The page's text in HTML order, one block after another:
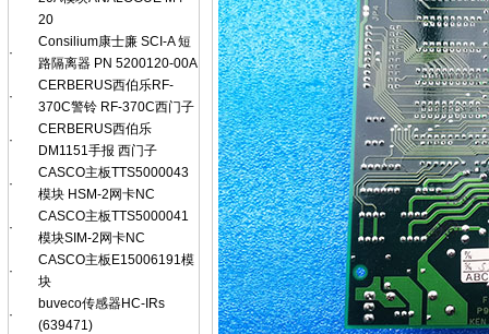
20
·
Consilium康士廉 SCI-A 短
路隔离器 PN 5200120-00A
·
CERBERUS西伯乐RF-
370C警铃 RF-370C西门子
·
CERBERUS西伯乐
DM1151手报 西门子
·
CASCO主板TTS5000043
模块 HSM-2网卡NC
·
CASCO主板TTS5000041
模块SIM-2网卡NC
·
CASCO主板E15006191模
块
·
buveco传感器HC-IRs
(639471)